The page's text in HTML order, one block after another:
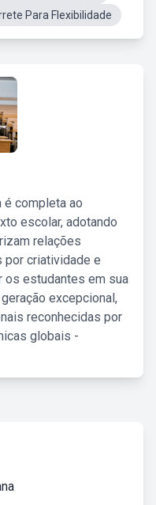
Para Flexibilidade
é completa ao
escolar, adotando
relações
por criatividade e
os estudantes em sua
excepcional,
reconhecidas por
globais -